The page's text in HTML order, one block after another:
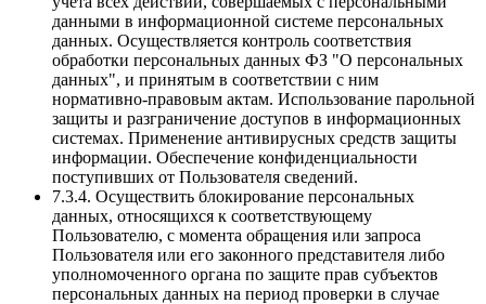
данными в информационной системе персональных
данных. Осуществляется контроль соответствия
обработки персональных данных ФЗ "О персональных
данных", и принятым в соответствии с ним
нормативно-правовым актам. Использование парольной
защиты и разграничение доступов в информационных
системах. Применение антивирусных средств защиты
информации. Обеспечение конфиденциальности
поступивших от Пользователя сведений.
7.3.4. Осуществить блокирование персональных
данных, относящихся к соответствующему
Пользователю, с момента обращения или запроса
Пользователя или его законного представителя либо
уполномоченного органа по защите прав субъектов
персональных данных на период проверки в случае